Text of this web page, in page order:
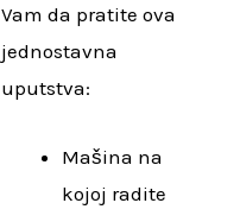
Vam da pratite ova
jednostavna
uputstva:
Mašina na
kojoj radite